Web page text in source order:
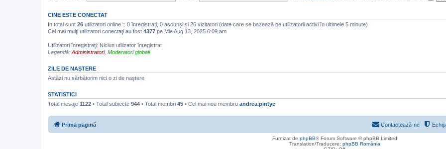
CINE ESTE CONECTAT
In total sunt 26 utilizatori online :: 0 înregistrați, 0 ascunși și 26 vizitatori (date care se bazează pe utilizatorii activi în ultimele 5 minute)
Cei mai mulţi utilizatori conectaţi au fost 4377 pe Mie Aug 13, 2025 6:09 am
Utilizatori înregistraţi: Niciun utilizator înregistrat
Legendă: Administratori, Moderatori globali
ZILE DE NAŞTERE
Astăzi nu sărbătorim nici o zi de naştere
STATISTICI
Total mesaje 1122 • Total subiecte 944 • Total membri 45 • Cel mai nou membru andrea.pintye
Prima pagină Contactează-ne
Furnizat de phpBB® Forum Software © phpBB Limited
Translation/Traducere: phpBB România